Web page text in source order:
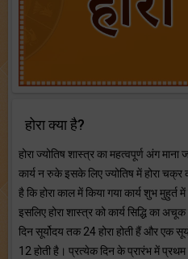
होरा क्या है?
होरा ज्योतिष शास्त्र का महत्वपूर्ण अंग
कार्य न रुके इसके लिए ज्योतिष में होरा चक्र
है कि होरा काल में किया गया कार्य शुभ मुहुर्त में
इसलिए होरा शास्त्र को कार्य सिद्धि का
दिन सूर्योदय तक 24 होरा होती हैं और एक
12 होती है। प्रत्येक दिन के प्रारंभ में प्रथम